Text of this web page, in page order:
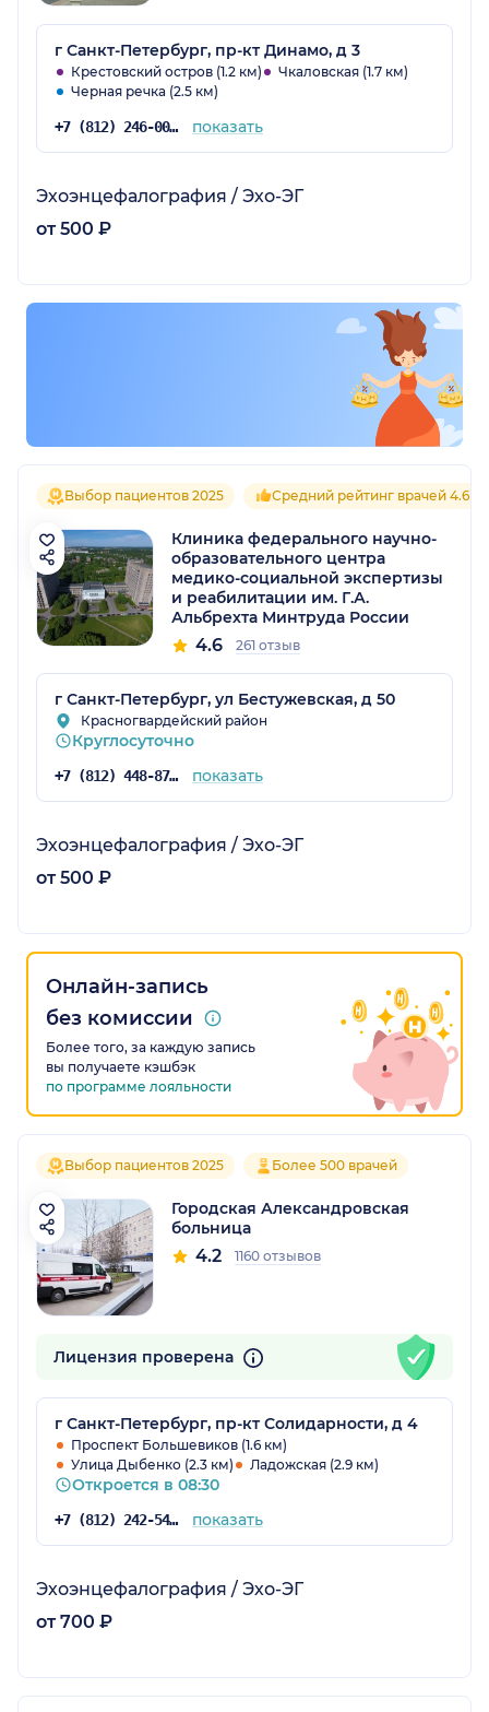
г Санкт-Петербург, пр-кт Динамо, д 3
Крестовский остров (1.2 км)
Чкаловская (1.7 км)
Черная речка (2.5 км)
+7 (812) 246-00-24 показать
Эхоэнцефалография / Эхо-ЭГ
от 500 ₽
Выбор пациентов 2025 Средний рейтинг врачей 4.6
Клиника федерального научно-
образовательного центра
медико-социальной экспертизы
и реабилитации им. Г.А.
Альбрехта Минтруда России
4.6 261 отзыв
г Санкт-Петербург, ул Бестужевская, д 50
Красногвардейский район
Круглосуточно
+7 (812) 448-87-78 показать
Эхоэнцефалография / Эхо-ЭГ
от 500 ₽
Онлайн-запись
без комиссии
Более того, за каждую запись
вы получаете кэшбэк
по программе лояльности
Выбор пациентов 2025 Более 500 врачей
Городская Александровская
больница
4.2 1160 отзывов
Лицензия проверена
г Санкт-Петербург, пр-кт Солидарности, д 4
Проспект Большевиков (1.6 км)
Улица Дыбенко (2.3 км)
Ладожская (2.9 км)
Откроется в 08:30
+7 (812) 242-54-54 показать
Эхоэнцефалография / Эхо-ЭГ
от 700 ₽